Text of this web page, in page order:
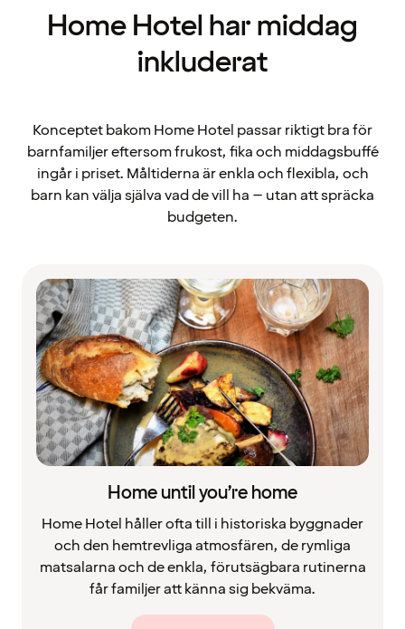
Home Hotel har middag
inkluderat
Konceptet bakom Home Hotel passar riktigt bra för
barnfamiljer eftersom frukost, fika och middagsbuffé
ingår i priset. Måltiderna är enkla och flexibla, och
barn kan välja själva vad de vill ha – utan att spräcka
budgeten.
Home until you’re home
Home Hotel håller ofta till i historiska byggnader
och den hemtrevliga atmosfären, de rymliga
matsalarna och de enkla, förutsägbara rutinerna
får familjer att känna sig bekväma.